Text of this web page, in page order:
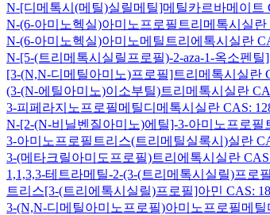
N-[디메톡시(메틸)실릴메틸]메틸카르바메이트
N-(6-아미노헥실)아미노프로필트리메톡시실란
N-(6-아미노헥실)아미노메틸트리에톡시실란
N-[5-(트리메톡시실릴프로필)-2-aza-1-옥소펜틸
[3-(N,N-디메틸아미노)프로필]트리메톡시실란
(3-(N-에틸아미노)이소부틸)트리메톡시실란
3-피페라지노프로필메틸디메톡시실란 CAS:
N-[2-(N-비닐벤질아미노)에틸]-3-아미노프로필
3-아미노프로필트리스(트리메틸실록시)실란
3-(메타크릴아미도프로필)트리에톡시실란
1,1,3,3-테트라메틸-2-(3-(트리메톡시실릴)프로
트리스[3-(트리에톡시실릴)프로필]아민 CAS:
3-(N,N-디메틸아미노프로필)아미노프로필메틸